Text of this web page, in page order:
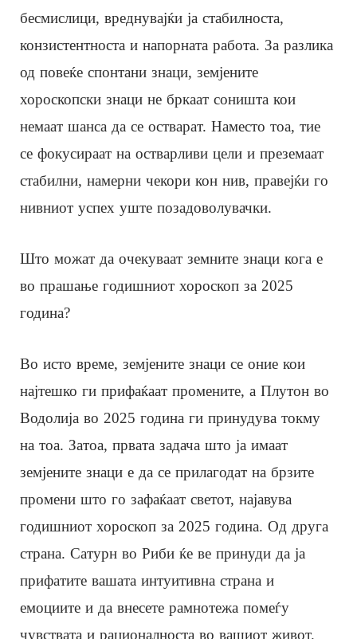
бесмислици, вреднувајќи ја стабилноста,
конзистентноста и напорната работа. За разлика
од повеќе спонтани знаци, земјените
хороскопски знаци не бркаат соништа кои
немаат шанса да се остварат. Наместо тоа, тие
се фокусираат на остварливи цели и преземаат
стабилни, намерни чекори кон нив, правејќи го
нивниот успех уште позадоволувачки.
Што можат да очекуваат земните знаци кога е
во прашање годишниот хороскоп за 2025
година?
Во исто време, земјените знаци се оние кои
најтешко ги прифаќаат промените, а Плутон во
Водолија во 2025 година ги принудува токму
на тоа. Затоа, првата задача што ја имаат
земјените знаци е да се прилагодат на брзите
промени што го зафаќаат светот, најавува
годишниот хороскоп за 2025 година. Од друга
страна. Сатурн во Риби ќе ве принуди да ја
прифатите вашата интуитивна страна и
емоциите и да внесете рамнотежа помеѓу
чувствата и рационалноста во вашиот живот.